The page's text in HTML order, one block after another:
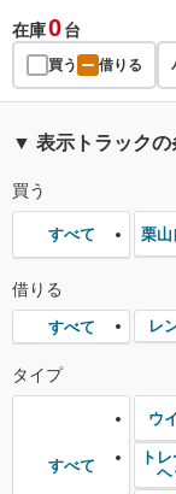
在庫0台
買う 借りる
▼ 表示トラックの
買う
すべて 栗山
借りる
すべて レ
タイプ
すべて
ウ
ト
ヘ